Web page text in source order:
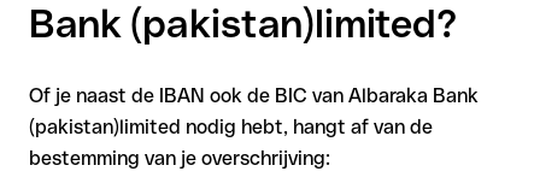
Bank (pakistan)limited?
Of je naast de IBAN ook de BIC van Albaraka Bank
(pakistan)limited nodig hebt, hangt af van de
bestemming van je overschrijving: